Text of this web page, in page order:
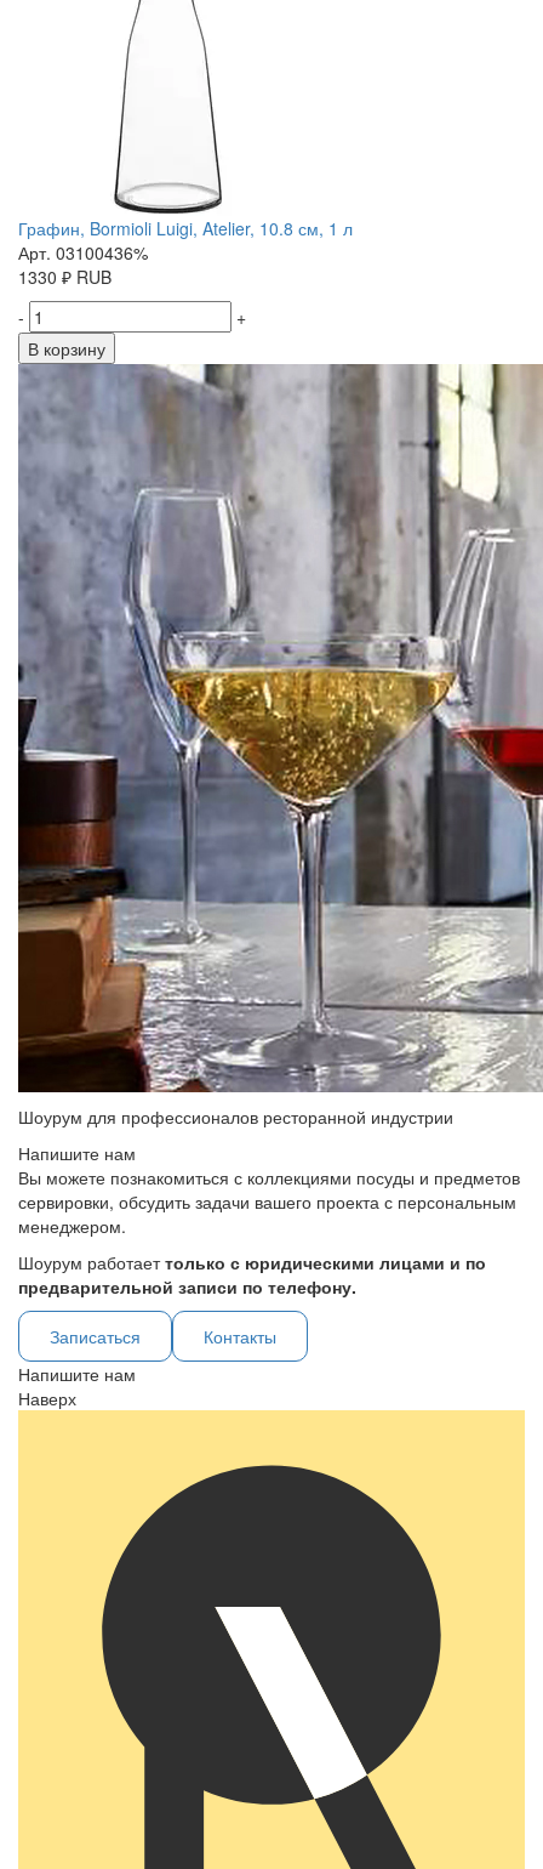
Графин, Bormioli Luigi, Atelier, 10.8 см, 1 л
Арт. 03100436%
1330 ₽ RUB
-
+
В корзину
Шоурум для профессионалов ресторанной индустрии
Напишите нам
Вы можете познакомиться с коллекциями посуды и предметов
сервировки, обсудить задачи вашего проекта с персональным
менеджером.
Шоурум работаеттолько с юридическими лицами и по
предварительной записи по телефону.
Записаться
Контакты
Напишите нам
Наверх